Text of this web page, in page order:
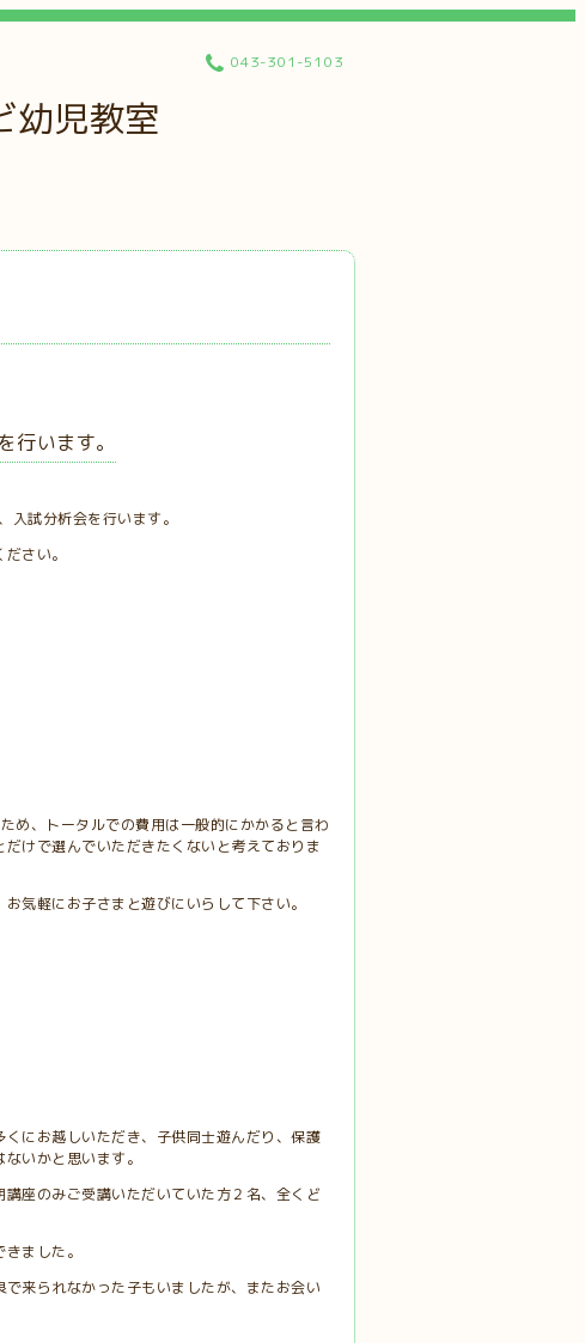
幼児教室
043-301-5103
行います。
試分析会を行います。
さい。
め、トータルでの費用は一般的にかかると言わ
けで選んでいただきたくないと考えておりま
気軽にお子さまと遊びにいらして下さい。
にお越しいただき、子供同士遊んだり、保護
いかと思います。
座のみご受講いただいていた方２名、全くど
ました。
来られなかった子もいましたが、またお会い